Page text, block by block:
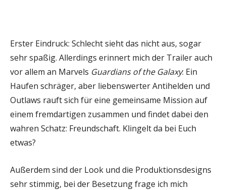
Erster Eindruck: Schlecht sieht das nicht aus, sogar
sehr spaßig. Allerdings erinnert mich der Trailer auch
vor allem an Marvels Guardians of the Galaxy: Ein
Haufen schräger, aber liebenswerter Antihelden und
Outlaws rauft sich für eine gemeinsame Mission auf
einem fremdartigen zusammen und findet dabei den
wahren Schatz: Freundschaft. Klingelt da bei Euch
etwas?
Außerdem sind der Look und die Produktionsdesigns
sehr stimmig, bei der Besetzung frage ich mich